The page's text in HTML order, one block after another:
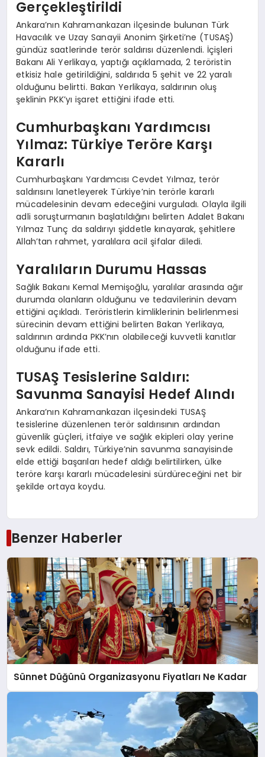
Gerçekleştirildi
Ankara’nın Kahramankazan ilçesinde bulunan Türk
Havacılık ve Uzay Sanayii Anonim Şirketi’ne (TUSAŞ)
gündüz saatlerinde terör saldırısı düzenlendi. İçişleri
Bakanı Ali Yerlikaya, yaptığı açıklamada, 2 teröristin
etkisiz hale getirildiğini, saldırıda 5 şehit ve 22 yaralı
olduğunu belirtti. Bakan Yerlikaya, saldırının oluş
şeklinin PKK’yı işaret ettiğini ifade etti.
Cumhurbaşkanı Yardımcısı
Yılmaz: Türkiye Teröre Karşı
Kararlı
Cumhurbaşkanı Yardımcısı Cevdet Yılmaz, terör
saldırısını lanetleyerek Türkiye’nin terörle kararlı
mücadelesinin devam edeceğini vurguladı. Olayla ilgili
adli soruşturmanın başlatıldığını belirten Adalet Bakanı
Yılmaz Tunç da saldırıyı şiddetle kınayarak, şehitlere
Allah’tan rahmet, yaralılara acil şifalar diledi.
Yaralıların Durumu Hassas
Sağlık Bakanı Kemal Memişoğlu, yaralılar arasında ağır
durumda olanların olduğunu ve tedavilerinin devam
ettiğini açıkladı. Teröristlerin kimliklerinin belirlenmesi
sürecinin devam ettiğini belirten Bakan Yerlikaya,
saldırının ardında PKK’nın olabileceği kuvvetli kanıtlar
olduğunu ifade etti.
TUSAŞ Tesislerine Saldırı:
Savunma Sanayisi Hedef Alındı
Ankara’nın Kahramankazan ilçesindeki TUSAŞ
tesislerine düzenlenen terör saldırısının ardından
güvenlik güçleri, itfaiye ve sağlık ekipleri olay yerine
sevk edildi. Saldırı, Türkiye’nin savunma sanayisinde
elde ettiği başarıları hedef aldığı belirtilirken, ülke
teröre karşı kararlı mücadelesini sürdüreceğini net bir
şekilde ortaya koydu.
Benzer Haberler
Sünnet Düğünü Organizasyonu Fiyatları Ne Kadar